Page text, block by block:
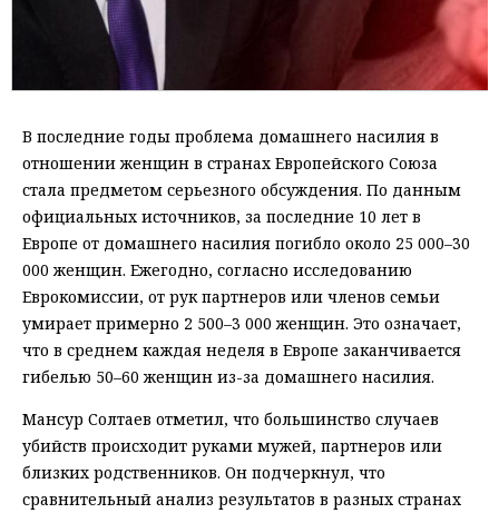
В последние годы проблема домашнего насилия в
отношении женщин в странах Европейского Союза
стала предметом серьезного обсуждения. По данным
официальных источников, за последние 10 лет в
Европе от домашнего насилия погибло около 25 000–30
000 женщин. Ежегодно, согласно исследованию
Еврокомиссии, от рук партнеров или членов семьи
умирает примерно 2 500–3 000 женщин. Это означает,
что в среднем каждая неделя в Европе заканчивается
гибелью 50–60 женщин из-за домашнего насилия.
Мансур Солтаев отметил, что большинство случаев
убийств происходит руками мужей, партнеров или
близких родственников. Он подчеркнул, что
сравнительный анализ результатов в разных странах